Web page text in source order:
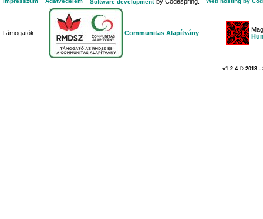
Software development
Támogatók: Communitas Alapítvány
v1.2.4 © 2013